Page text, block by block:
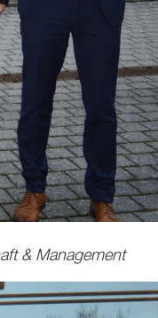
& Management